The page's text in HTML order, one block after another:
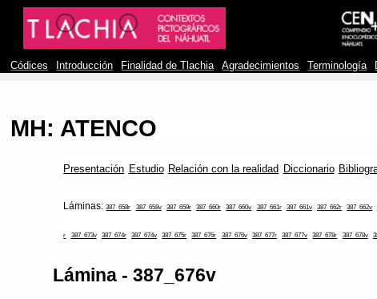
Códices Introducción Finalidad de Tlachia Agradecimientos Terminología
MH: ATENCO
Presentación Estudio Relación con la realidad Diccionario
Láminas:387_658r 387_658v 387_659r 387_660r 387_660v 387_661r 387_661v 387_662r 387_662v
r 387_673v 387_674r 387_674v 387_675r 387_676r 387_676v 387_677r 387_677v 387_678r 387_678v
Lámina - 387_676v